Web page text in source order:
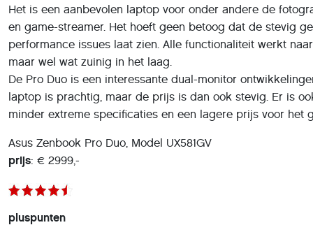
Het is een aanbevolen laptop voor onder andere de
en game-streamer. Het hoeft geen betoog dat de stevig
performance issues laat zien. Alle functionaliteit werkt
maar wel wat zuinig in het laag.
De Pro Duo is een interessante dual-monitor
laptop is prachtig, maar de prijs is dan ook stevig. Er is
minder extreme specificaties en een lagere prijs voor het
Asus Zenbook Pro Duo, Model UX581GV
prijs: € 2999,-
pluspunten